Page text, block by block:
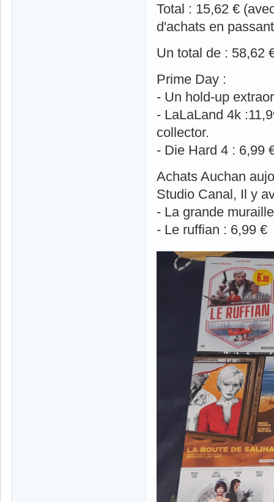
Total : 15,62 €
d'achats en
Un total de : 58,62
Prime Day :
- Un hold-up
- LaLaLand 4k
collector.
- Die Hard 4 : 6,99
Achats Auchan
Studio Canal, Il y
- La grande
- Le ruffian : 6,99 €